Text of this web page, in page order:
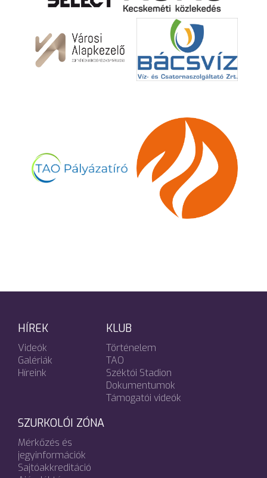
HÍREK
Videók
Galériák
Híreink
KLUB
Történelem
TAO
Széktói Stadion
Dokumentumok
Támogatói videók
SZURKOLÓI ZÓNA
Mérkőzés és
jegyinformációk
Sajtóakkreditáció